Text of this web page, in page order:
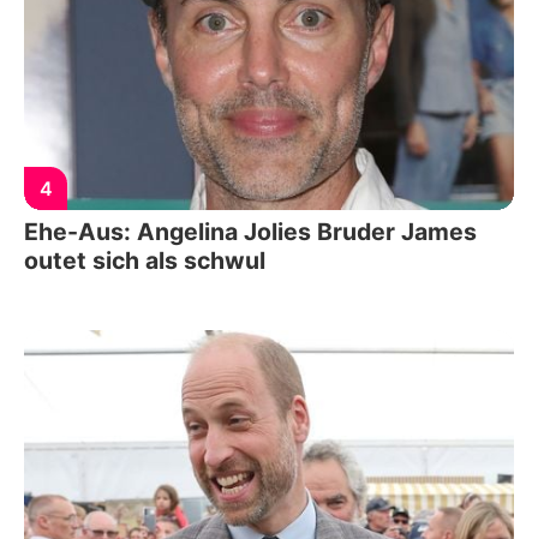
4
Ehe-Aus: Angelina Jolies Bruder James
outet sich als schwul